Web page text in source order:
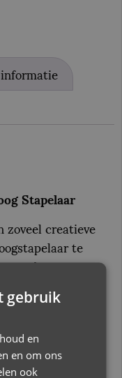
Stapelaar
creatieve
te
te
te bouwen of
te maken.
je kleintje
zult versteld
gebruik
en
en om ons
ook